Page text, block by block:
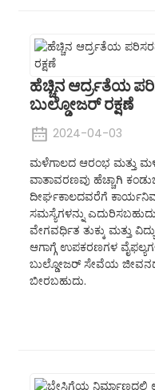
ಹೆಚ್ಚಿನ ಆರ್ದ್ರತೆಯ
ಬುಲ್ಡೋಜರ್ ರಕ್ಷಣೆ
2024-04-03
ಮಳೆಗಾಲದ ಆರಂಭ ಮತ್ತು
ವಾತಾವರಣವು ಹೆಚ್ಚಾಗಿ
ದೀರ್ಘಕಾಲದವರೆಗೆ
ಸಮಸ್ಯೆಗಳನ್ನು
ವೇಗವರ್ಧಿತ ತುಕ್ಕು ಮತ್ತು
ಆಗಾಗ್ಗೆ ಉಪಕರಣಗಳ
ಬುಲ್ಡೋಜರ್ ಸೇವೆಯ
ಬೀರಬಹುದು.